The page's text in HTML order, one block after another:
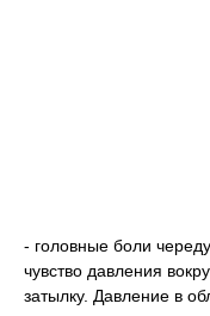
- головные боли
чувство давления
затылку. Давление в